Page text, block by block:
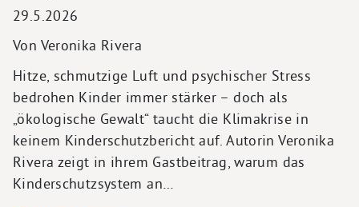
29.5.2026
Von Veronika Rivera
Hitze, schmutzige Luft und psychischer Stress
bedrohen Kinder immer stärker – doch als
„ökologische Gewalt“ taucht die Klimakrise in
keinem Kinderschutzbericht auf. Autorin Veronika
Rivera zeigt in ihrem Gastbeitrag, warum das
Kinderschutzsystem an…